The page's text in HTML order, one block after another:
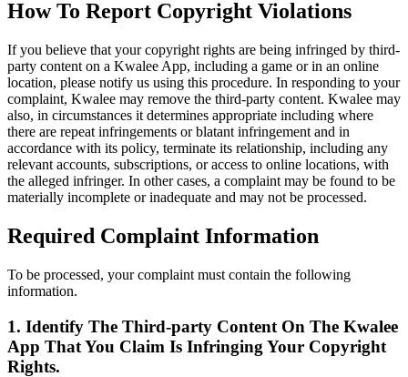
How To Report Copyright Violations
If you believe that your copyright rights are being infringed by third-
party content on a Kwalee App, including a game or in an online
location, please notify us using this procedure. In responding to your
complaint, Kwalee may remove the third-party content. Kwalee may
also, in circumstances it determines appropriate including where
there are repeat infringements or blatant infringement and in
accordance with its policy, terminate its relationship, including any
relevant accounts, subscriptions, or access to online locations, with
the alleged infringer. In other cases, a complaint may be found to be
materially incomplete or inadequate and may not be processed.
Required Complaint Information
To be processed, your complaint must contain the following
information.
1. Identify The Third-party Content On The Kwalee
App That You Claim Is Infringing Your Copyright
Rights.